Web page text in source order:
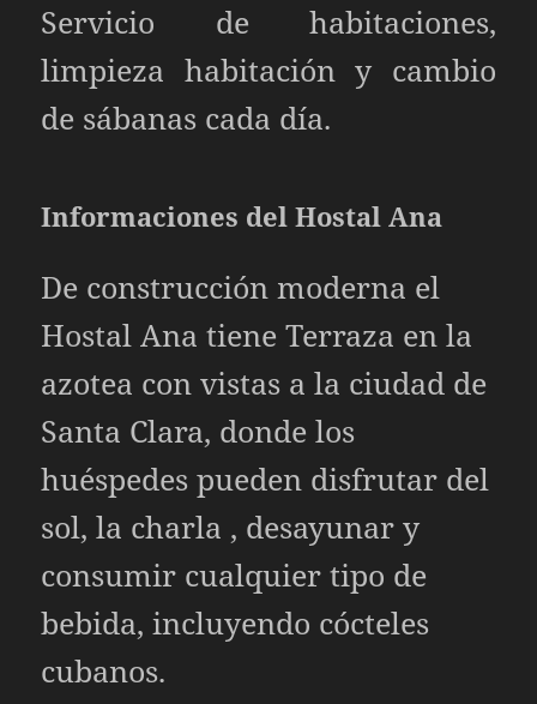
Servicio de habitaciones,
limpieza habitación y cambio
de sábanas cada día.
Informaciones del Hostal Ana
De construcción moderna el
Hostal Ana tiene Terraza en la
azotea con vistas a la ciudad de
Santa Clara, donde los
huéspedes pueden disfrutar del
sol, la charla , desayunar y
consumir cualquier tipo de
bebida, incluyendo cócteles
cubanos.